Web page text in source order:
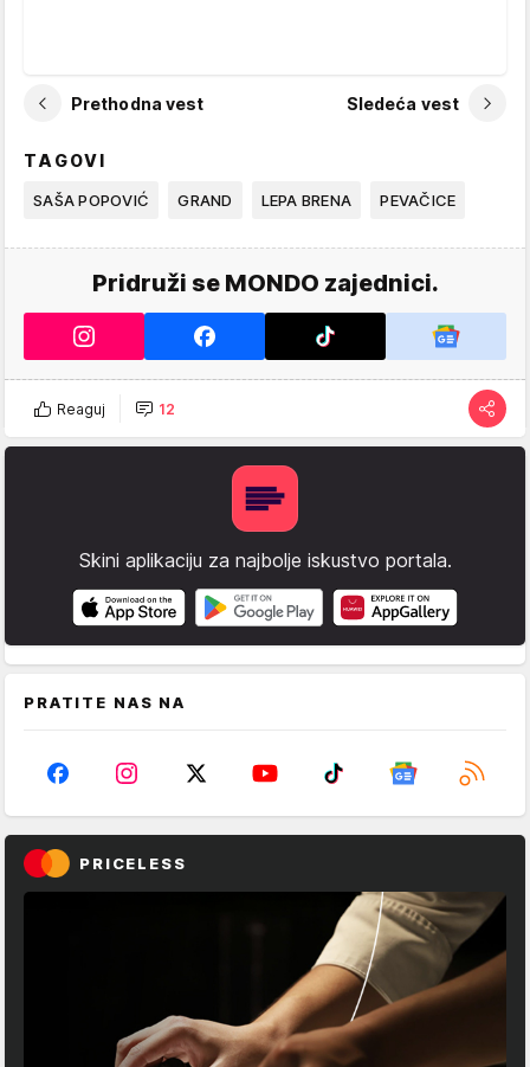
Prethodna vest Sledeća vest
TAGOVI
SAŠA POPOVIĆ GRAND LEPA BRENA PEVAČICE
Pridruži se MONDO zajednici.
Reaguj 12
Skini aplikaciju za najbolje iskustvo portala.
PRATITE NAS NA
PRICELESS